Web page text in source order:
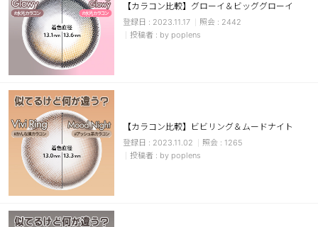
ショッピングガイド
アプリダウンロード
INSTAGRAM TWITTER
【カラコン比較】グローイ＆ビッググローイ
2023.11.17
2442
by poplens
【カラコン比較】ビビリング＆ムードナイト
2023.11.02
1265
by poplens